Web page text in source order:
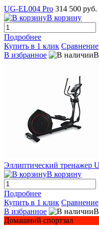
UG-EL004 Pro 314 500 руб.
В корзину
Подробнее
Купить в 1 клик Сравнение
В избранное
Эллиптический тренажер
В корзину
Подробнее
Купить в 1 клик Сравнение
В избранное
Домашний спортзал